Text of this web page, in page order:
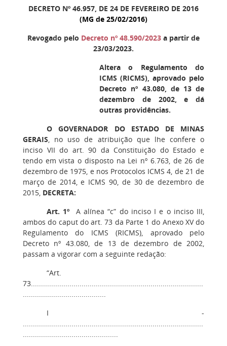
DECRETO Nº 46.957, DE 24 DE FEVEREIRO DE 2016
(MG de 25/02/2016)
Revogado pelo Decreto nº 48.590/2023 a partir de
23/03/2023.
Altera o Regulamento do
ICMS (RICMS), aprovado pelo
Decreto nº 43.080, de 13 de
dezembro de 2002, e dá
outras providências.
O GOVERNADOR DO ESTADO DE MINAS
GERAIS, no uso de atribuição que lhe confere o
inciso VII do art. 90 da Constituição do Estado e
tendo em vista o disposto na Lei nº 6.763, de 26 de
dezembro de 1975, e nos Protocolos ICMS 4, de 21 de
março de 2014, e ICMS 90, de 30 de dezembro de
2015, DECRETA:
Art. 1º A alínea “c” do inciso I e o inciso III,
ambos do caput do art. 73 da Parte 1 do Anexo XV do
Regulamento do ICMS (RICMS), aprovado pelo
Decreto nº 43.080, de 13 de dezembro de 2002,
passam a vigorar com a seguinte redação:
“Art.
73.....................................................................................
.........................................
I -
.........................................................................................
...............................................